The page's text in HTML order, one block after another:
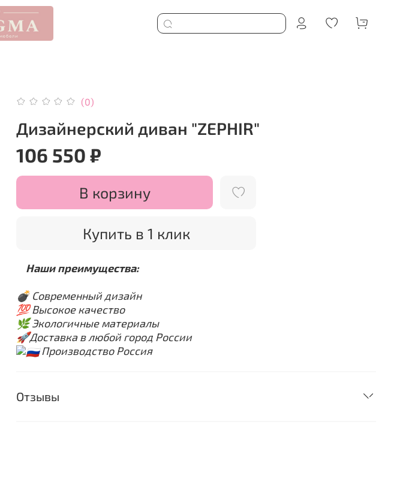
(0)
Дизайнерский диван "ZEPHIR"
106 550 ₽
В корзину
Купить в 1 клик
Наши преимущества:
💣 Современный дизайн
💯Высокое качество
🌿Экологичные материалы
🚀Доставка в любой город России
Производство Россия
Отзывы